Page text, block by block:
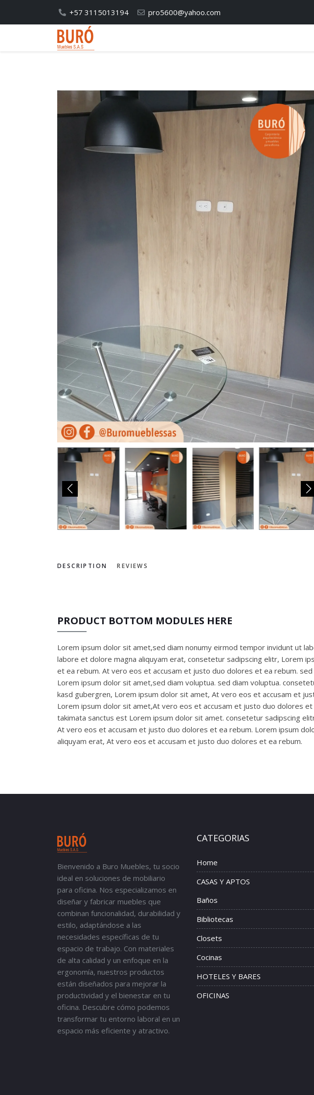
+57 3115013194 pro5600@yahoo.com
DESCRIPTION REVIEWS
PRODUCT BOTTOM MODULES HERE
Lorem ipsum dolor sit amet,sed diam nonumy eirmod tempor invidunt ut
labore et dolore magna aliquyam erat, consetetur sadipscing elitr, Lorem
et ea rebum. At vero eos et accusam et justo duo dolores et ea rebum.
Lorem ipsum dolor sit amet,sed diam voluptua. sed diam voluptua.
kasd gubergren, Lorem ipsum dolor sit amet, At vero eos et accusam et
Lorem ipsum dolor sit amet,At vero eos et accusam et justo duo dolores
takimata sanctus est Lorem ipsum dolor sit amet. consetetur sadipscing
At vero eos et accusam et justo duo dolores et ea rebum. Lorem ipsum
aliquyam erat, At vero eos et accusam et justo duo dolores et ea rebum.
Bienvenido a Buro Muebles, tu socio
ideal en soluciones de mobiliario
para oficina. Nos especializamos en
diseñar y fabricar muebles que
combinan funcionalidad, durabilidad y
estilo, adaptándose a las
necesidades específicas de tu
espacio de trabajo. Con materiales
de alta calidad y un enfoque en la
ergonomía, nuestros productos
están diseñados para mejorar la
productividad y el bienestar en tu
oficina. Descubre cómo podemos
transformar tu entorno laboral en un
espacio más eficiente y atractivo.
CATEGORIAS
Home
CASAS Y APTOS
Baños
Bibliotecas
Closets
Cocinas
HOTELES Y BARES
OFICINAS